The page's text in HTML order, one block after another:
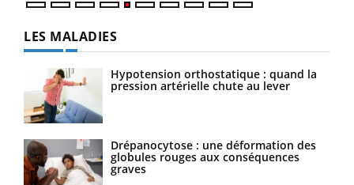
LES MALADIES
Hypotension orthostatique : quand la
pression artérielle chute au lever
Drépanocytose : une déformation des
globules rouges aux conséquences
graves